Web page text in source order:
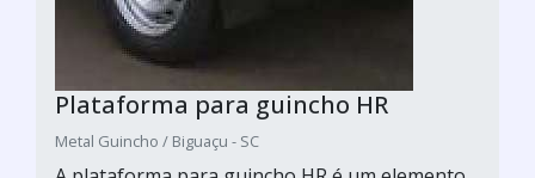
Plataforma para guincho HR
Metal Guincho / Biguaçu - SC